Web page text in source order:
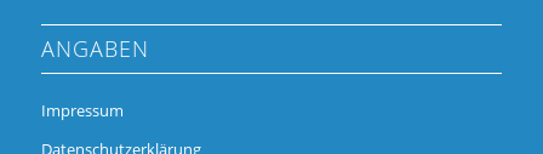
ANGABEN
Impressum
Datenschutzerklärung